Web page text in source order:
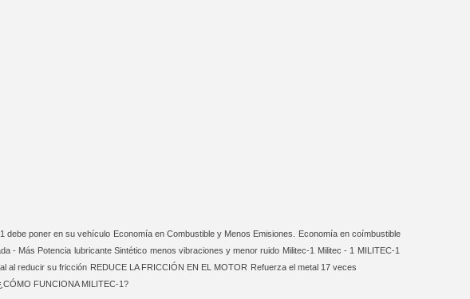
debe poner en su vehículo Economía en Combustible y Menos Emisiones.
Economía en coímbustible
- Más Potencia lubricante Sintético menos vibraciones y menor ruido Militec-1 Militec - 1 MILITEC-1
al reducir su fricción REDUCE LA FRICCIÓN EN EL MOTOR Refuerza el metal 17 veces
FUNCIONA MILITEC-1?